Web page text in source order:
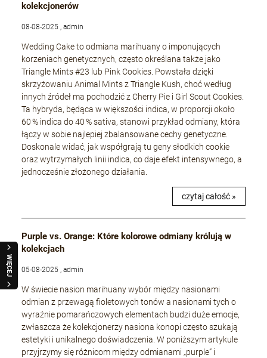
WIĘCEJ
kolekcjonerów
08-08-2025 , admin
Wedding Cake to odmiana marihuany o imponujących
korzeniach genetycznych, często określana także jako
Triangle Mints #23 lub Pink Cookies. Powstała dzięki
skrzyżowaniu Animal Mints z Triangle Kush, choć według
innych źródeł ma pochodzić z Cherry Pie i Girl Scout Cookies.
Ta hybryda, będąca w większości indica, w proporcji około
60 % indica do 40 % sativa, stanowi przykład odmiany, która
łączy w sobie najlepiej zbalansowane cechy genetyczne.
Doskonale widać, jak współgrają tu geny słodkich cookie
oraz wytrzymałych linii indica, co daje efekt intensywnego, a
jednocześnie złożonego działania.
czytaj całość »
Purple vs. Orange: Które kolorowe odmiany królują w
kolekcjach
05-08-2025 , admin
W świecie nasion marihuany wybór między nasionami
odmian z przewagą fioletowych tonów a nasionami tych o
wyraźnie pomarańczowych elementach budzi duże emocje,
zwłaszcza że kolekcjonerzy nasiona konopi często szukają
estetyki i unikalnego doświadczenia. W poniższym artykule
przyjrzymy się różnicom między odmianami „purple” i